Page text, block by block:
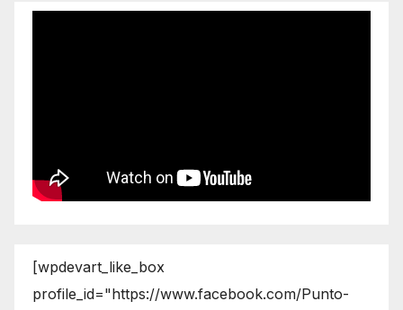
[wpdevart_like_box
profile_id="https://www.facebook.com/Punto-